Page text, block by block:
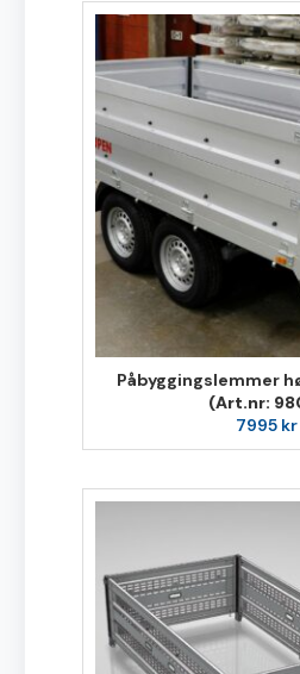
Påbyggingslemmer
(Art.nr:
7995 kr